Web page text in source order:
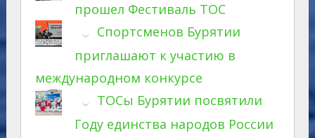
прошел Фестиваль ТОС
Спортсменов Бурятии
приглашают к участию в
международном конкурсе
ТОСы Бурятии посвятили
Году единства народов России